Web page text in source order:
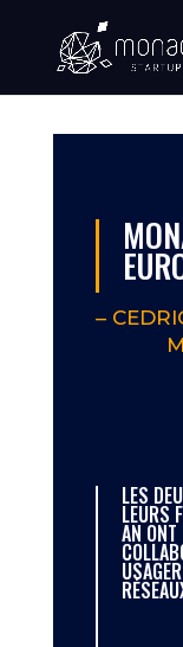
–
LES
LEURS
AN ONT